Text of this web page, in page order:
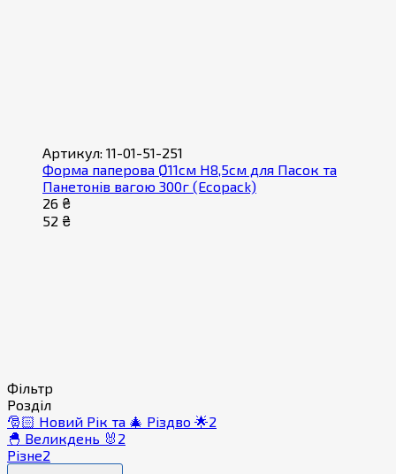
Артикул: 11-01-51-251
Форма паперова Ø11см H8,5см для Пасок та
Панетонів вагою 300г (Ecopack)
26 ₴
52 ₴
Фільтр
Розділ
🎅🏻 Новий Рік та 🎄 Різдво 🌟2
🐣 Великдень 🐰 2
Різне2